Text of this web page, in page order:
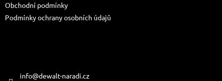
Obchodní podmínky
Podmínky ochrany osobních údajů
info@dewalt-naradi.cz